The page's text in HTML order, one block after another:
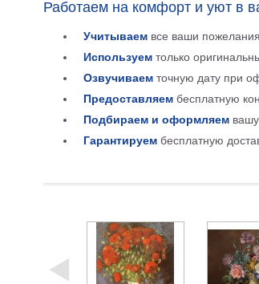
Работаем на комфорт и уют в
Учитываемвсе ваши пожелания
Используемтолько
Озвучиваемточную дату при
Предоставляембесплатную
Подбираем и оформляемвашу
Гарантируембесплатную